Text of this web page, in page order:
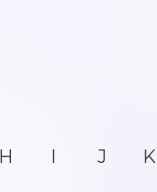
H I J K